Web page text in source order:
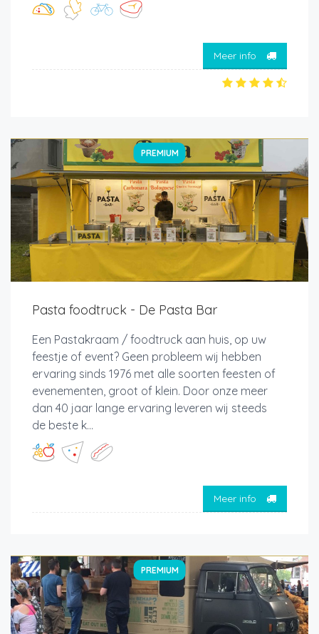
Meer info
PREMIUM
Pasta foodtruck - De Pasta Bar
Een Pastakraam / foodtruck aan huis, op uw
feestje of event? Geen probleem wij hebben
ervaring sinds 1976 met alle soorten feesten of
evenementen, groot of klein. Door onze meer
dan 40 jaar lange ervaring leveren wij steeds
de beste k...
Meer info
PREMIUM